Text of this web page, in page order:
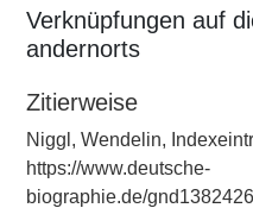
Verknüpfungen auf
andernorts
Zitierweise
Niggl, Wendelin,
https://www.deutsche-
biographie.de/